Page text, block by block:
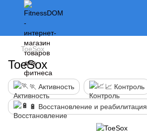
ToeSox
ToeSox
🏃 Активность 📈 Контроль
🔋 Восстановление и реабилитация